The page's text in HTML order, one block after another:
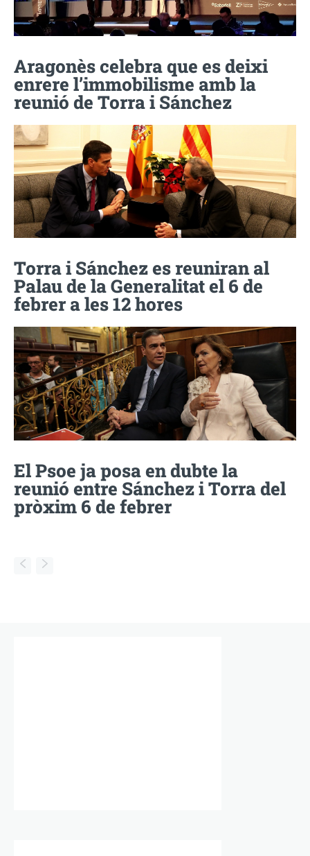
Aragonès celebra que es deixi
enrere l’immobilisme amb la
reunió de Torra i Sánchez
Torra i Sánchez es reuniran al
Palau de la Generalitat el 6 de
febrer a les 12 hores
El Psoe ja posa en dubte la
reunió entre Sánchez i Torra del
pròxim 6 de febrer